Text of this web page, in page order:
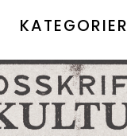
KATEGORIER